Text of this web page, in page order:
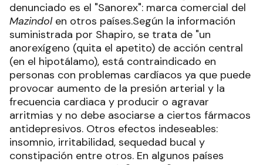
denunciado es el "Sanorex": marca comercial del
Mazindol en otros países.Según la información
suministrada por Shapiro, se trata de "un
anorexígeno (quita el apetito) de acción central
(en el hipotálamo), está contraindicado en
personas con problemas cardíacos ya que puede
provocar aumento de la presión arterial y la
frecuencia cardiaca y producir o agravar
arritmias y no debe asociarse a ciertos fármacos
antidepresivos. Otros efectos indeseables:
insomnio, irritabilidad, sequedad bucal y
constipación entre otros. En algunos países